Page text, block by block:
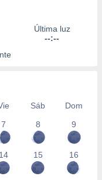
Última luz
--:--
Sáb
Dom
7 8 9
14 15 16